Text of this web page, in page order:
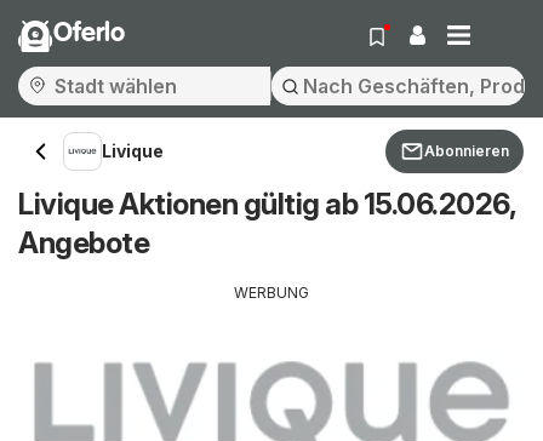
Oferlo
Livique Abonnieren
Livique Aktionen gültig ab 15.06.2026,
Angebote
WERBUNG